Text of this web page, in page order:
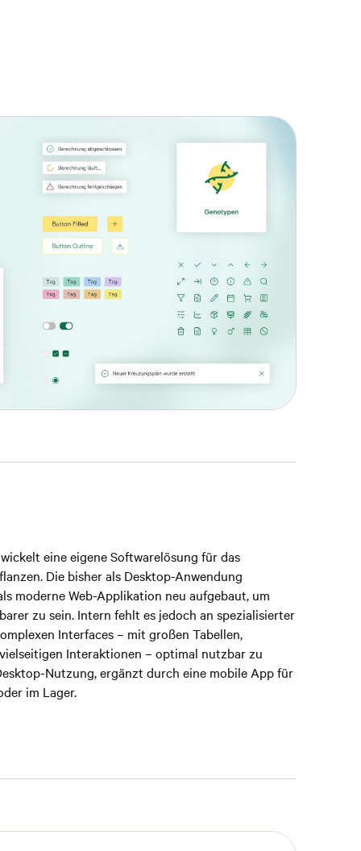
eine eigene Softwarelösung für das
Die bisher als Desktop-Anwendung
moderne Web-Applikation neu aufgebaut, um
zu sein. Intern fehlt es jedoch an spezialisierter
Interfaces – mit großen Tabellen,
Interaktionen – optimal nutzbar zu
Nutzung, ergänzt durch eine mobile App für
im Lager.